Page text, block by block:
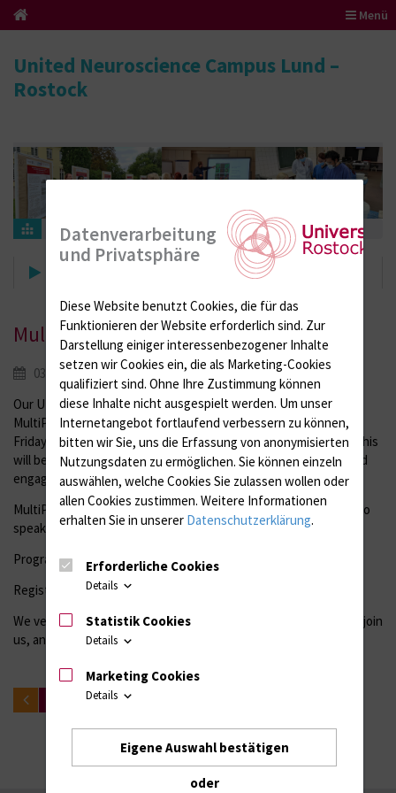
Menü
United Neuroscience Campus Lund –
Rostock
Events News-Details
News-Details
MultiPark Retreat 2026 in Lund
03. September 2026
Our UNC partner MultiPark from Lund invites us to join the
MultiPark Annual Retreat 2026 from Thursday, September 3 to
Friday, September 4 at Hotel Öresund in Landskrona. We hope this
will be a wonderful opportunity to connect, exchange ideas, and
engage with the MultiPark community.
MultiPark is pleased to cover accommodation costs for up to two
speakers and four researchers/students.
Programme:
MultiPark Annual Retreat 2026 | MultiPark
Registration:2026 MultiPark Retreat Registration
We very much hope that you and your colleagues will be able to join
us, and we look forward to welcoming you to the retreat.
zurück
Datenverarbeitung
und Privatsphäre
Diese Website benutzt Cookies, die für das
Funktionieren der Website erforderlich sind. Zur
Darstellung einiger interessenbezogener Inhalte
setzen wir Cookies ein, die als Marketing-Cookies
qualifiziert sind. Ohne Ihre Zustimmung können
diese Inhalte nicht ausgespielt werden. Um unser
Internetangebot fortlaufend verbessern zu können,
bitten wir Sie, uns die Erfassung von anonymisierten
Nutzungsdaten zu ermöglichen. Sie können einzeln
auswählen, welche Cookies Sie zulassen wollen oder
allen Cookies zustimmen. Weitere Informationen
erhalten Sie in unserer Datenschutzerklärung.
Erforderliche Cookies
Details
Statistik Cookies
Details
Marketing Cookies
Details
Eigene Auswahl bestätigen
oder